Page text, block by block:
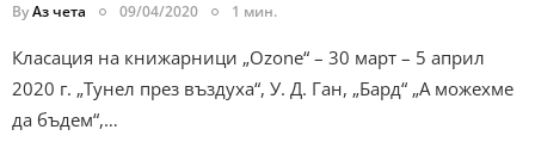
ByАз чета 09/04/2020 1 мин.
Класация на книжарници „Ozone“ – 30 март – 5 април
2020 г. „Тунел през въздуха“, У. Д. Ган, „Бард“ „А можехме
да бъдем“,…